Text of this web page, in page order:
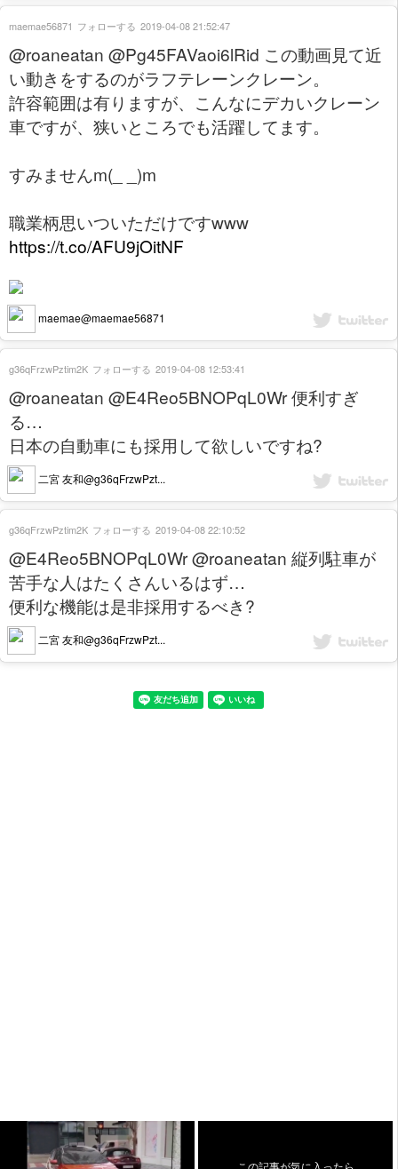
@roaneatan @Pg45FAVaoi6lRid この動画見て近
い動きをするのがラフテレーンクレーン。
許容範囲は有りますが、こんなにデカいクレーン
車ですが、狭いところでも活躍してます。
すみませんm(_ _)m
職業柄思いついただけですwww
https://t.co/AFU9jOitNF
maemae@maemae56871
maemae56871 フォローする 2019-04-08 21:52:47
@roaneatan @E4Reo5BNOPqL0Wr 便利すぎ
る…
日本の自動車にも採用して欲しいですね?
二宮 友和@g36qFrzwPzt...
g36qFrzwPztim2K フォローする 2019-04-08 12:53:41
@E4Reo5BNOPqL0Wr @roaneatan 縦列駐車が
苦手な人はたくさんいるはず…
便利な機能は是非採用するべき?
二宮 友和@g36qFrzwPzt...
g36qFrzwPztim2K フォローする 2019-04-08 22:10:52